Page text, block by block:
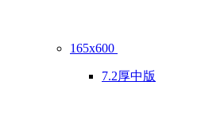
165x600
7.2厚中版